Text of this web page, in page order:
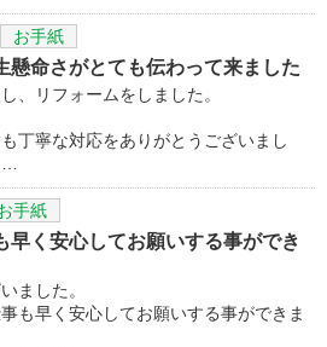
お手紙
懸命さがとても伝わって来ました
、リフォームをしました。
丁寧な対応をありがとうございまし
手紙
早く安心してお願いする事ができ
ました。
も早く安心してお願いする事ができま